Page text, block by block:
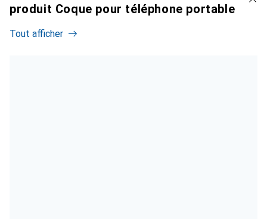
produit Coque pour téléphone portable
Tout afficher